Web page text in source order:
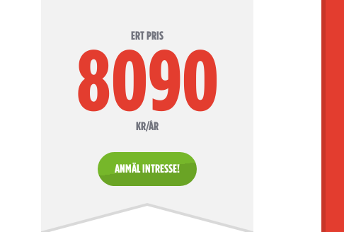
ERT PRIS
8090
KR/ÅR
ANMÄL INTRESSE!